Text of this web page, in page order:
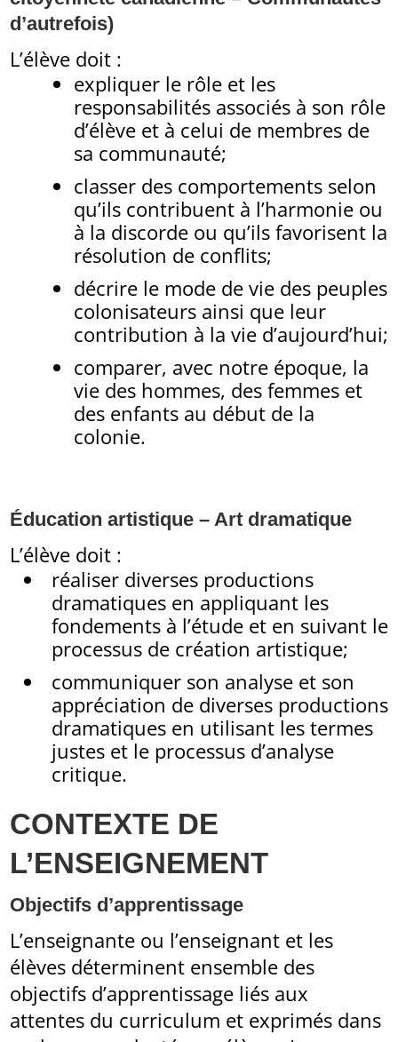
d’autrefois)
L’élève doit :
expliquer le rôle et les
responsabilités associés à son rôle
d’élève et à celui de membres de
sa communauté;
classer des comportements selon
qu’ils contribuent à l’harmonie ou
à la discorde ou qu’ils favorisent la
résolution de conflits;
décrire le mode de vie des peuples
colonisateurs ainsi que leur
contribution à la vie d’aujourd’hui;
comparer, avec notre époque, la
vie des hommes, des femmes et
des enfants au début de la
colonie.
Éducation artistique – Art dramatique
L’élève doit :
réaliser diverses productions
dramatiques en appliquant les
fondements à l’étude et en suivant le
processus de création artistique;
communiquer son analyse et son
appréciation de diverses productions
dramatiques en utilisant les termes
justes et le processus d’analyse
critique.
CONTEXTE DE
L’ENSEIGNEMENT
Objectifs d’apprentissage
L’enseignante ou l’enseignant et les
élèves déterminent ensemble des
objectifs d’apprentissage liés aux
attentes du curriculum et exprimés dans